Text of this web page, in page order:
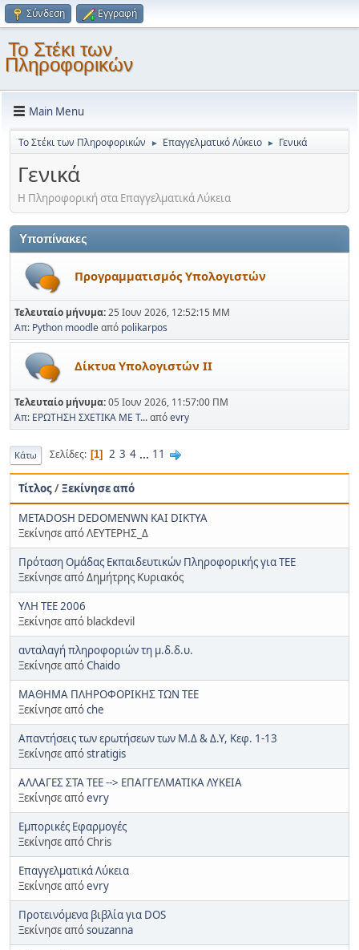
Σύνδεση Εγγραφή
Το Στέκι των
Πληροφορικών
Main Menu
Το Στέκι των Πληροφορικών ► Επαγγελματικό Λύκειο ► Γενικά
Γενικά
Η Πληροφορική στα Επαγγελματικά Λύκεια
Υποπίνακες
Προγραμματισμός Υπολογιστών
Τελευταίο μήνυμα:25 Ιουν 2026, 12:52:15 ΜΜ
Απ: Python moodleαπό polikarpos
Δίκτυα Υπολογιστών ΙΙ
Τελευταίο μήνυμα:05 Ιουν 2026, 11:57:00 ΠΜ
Απ: ΕΡΩΤΗΣΗ ΣΧΕΤΙΚΑ ΜΕ Τ...απόevry
Κάτω Σελίδες 1 2 3 4 ... 11
Τίτλος/Ξεκίνησε από
METADOSH DEDOMENWN KAI DIKTYA
Ξεκίνησε από ΛΕΥΤΕΡΗΣ_Δ
Πρόταση Ομάδας Εκπαιδευτικών Πληροφορικής για TEE
Ξεκίνησε από Δημήτρης Κυριακός
ΥΛΗ ΤΕΕ 2006
Ξεκίνησε από blackdevil
ανταλαγή πληροφοριών τη μ.δ.δ.υ.
Ξεκίνησε απόChaido
ΜΑΘΗΜΑ ΠΛΗΡΟΦΟΡΙΚΗΣ ΤΩΝ ΤΕΕ
Ξεκίνησε απόche
Απαντήσεις των ερωτήσεων των Μ.Δ & Δ.Υ, Κεφ. 1-13
Ξεκίνησε απόstratigis
ΑΛΛΑΓΕΣ ΣΤΑ ΤΕΕ --> ΕΠΑΓΓΕΛΜΑΤΙΚΑ ΛΥΚΕΙΑ
Ξεκίνησε απόevry
Eμπορικές Εφαρμογές
Ξεκίνησε από Chris
Επαγγελματικά Λύκεια
Ξεκίνησε απόevry
Προτεινόμενα βιβλία για DOS
Ξεκίνησε απόsouzanna